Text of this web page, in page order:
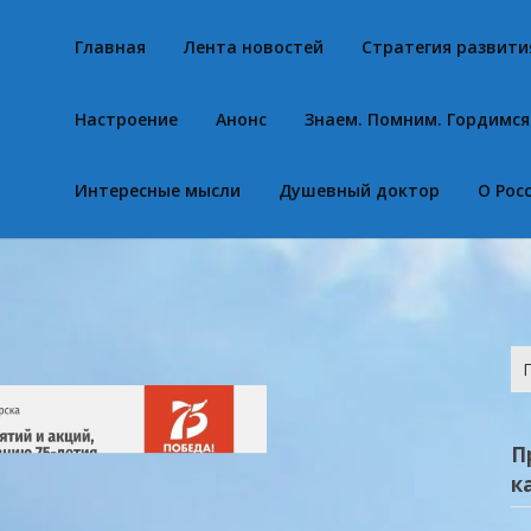
Главная Лента новостей Стратегия
Настроение Анонс Знаем. Помним. Гордимся
Интересные мысли Душевный доктор О